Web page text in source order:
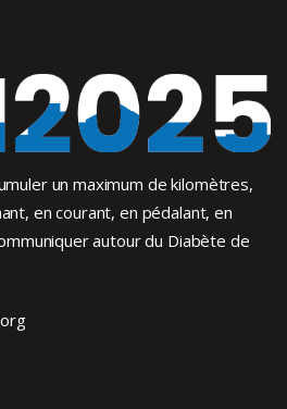
un maximum de kilomètres,
en courant, en pédalant, en
autour du Diabète de